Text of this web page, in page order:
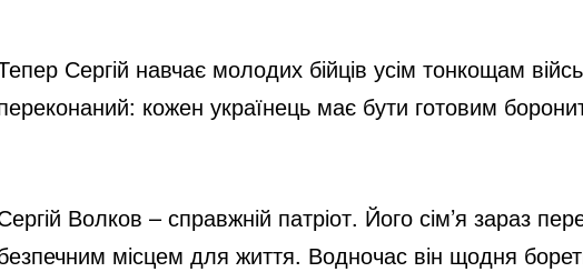
Сергій навчає молодих бійців усім тонкощам
кожен українець має бути готовим
Волков – справжній патріот. Його сім’я зараз
місцем для життя. Водночас він щодня